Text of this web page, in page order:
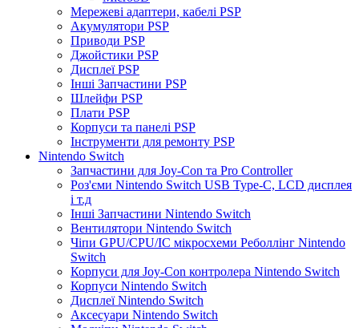
Мережеві адаптери, кабелі PSP
Акумулятори PSP
Приводи PSP
Джойстики PSP
Дисплеї PSP
Інші Запчастини PSP
Шлейфи PSP
Плати PSP
Корпуси та панелі PSP
Інструменти для ремонту PSP
Nintendo Switch
Запчастини для Joy-Con та Pro Controller
Роз'єми Nintendo Switch USB Type-C, LCD дисплея
і т.д
Інші Запчастини Nintendo Switch
Вентилятори Nintendo Switch
Чіпи GPU/CPU/IC мікросхеми Реболлінг Nintendo
Switch
Корпуси для Joy-Con контролера Nintendo Switch
Корпуси Nintendo Switch
Дисплеї Nintendo Switch
Аксесуари Nintendo Switch